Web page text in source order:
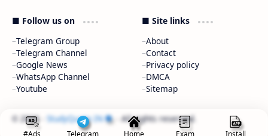
■ Follow us on
Telegram Group
Telegram Channel
Google News
WhatsApp Channel
Youtube
■ Site links
About
Contact
Privacy policy
DMCA
Sitemap
2026‧ StudyQuote.IN ‧ All rights reserved.
#Ads Telegram Home Exam Install